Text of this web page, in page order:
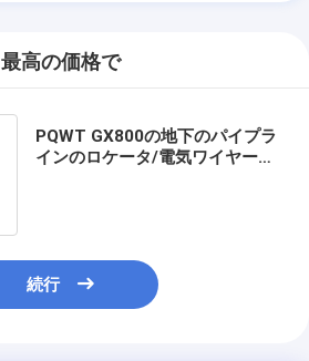
最高の価格で
PQWT GX800の地下のパイプラ
インのロケータ/電気ワイヤー故
続行